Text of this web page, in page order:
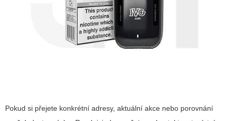
Pokud si přejete konkrétní adresy, aktuální akce nebo porovnání